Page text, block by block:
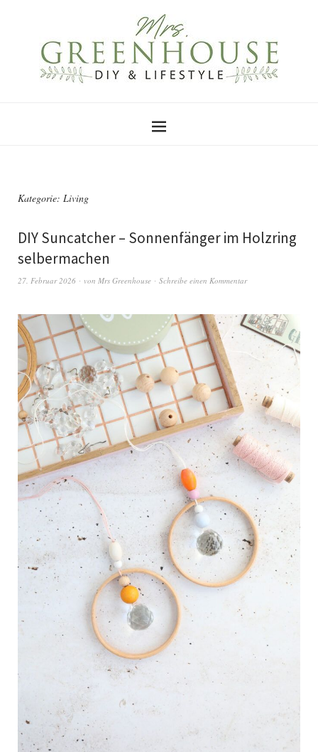
Kategorie: Living
DIY Suncatcher – Sonnenfänger im Holzring
selbermachen
27. Februar 2026 von Mrs Greenhouse Schreibe einen Kommentar